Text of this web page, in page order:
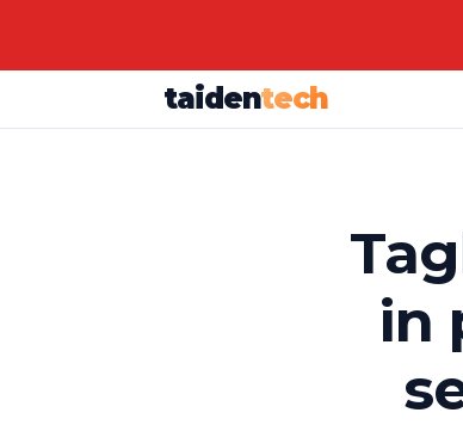
taidentech
in